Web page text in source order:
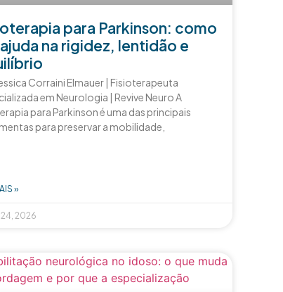
para Parkinson: como
na rigidez, lentidão e
Corraini Elmauer | Fisioterapeuta
em Neurologia | Revive Neuro A
para Parkinson é uma das principais
para preservar a mobilidade,
»
2026